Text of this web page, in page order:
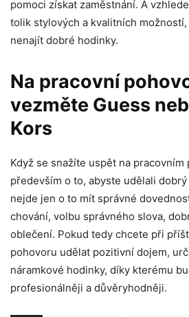
pomoci získat zaměstnání. A
tolik stylových a kvalitních
nenajít dobré hodinky.
Na pracovní
vezměte Guess
Kors
Když se snažíte uspět na pracovním
především o to, abyste udělali
nejde jen o to mít správné
chování, volbu správného slova,
oblečení. Pokud tedy chcete při
pohovoru udělat pozitivní dojem,
náramkové hodinky, díky kterému
profesionálněji a důvěryhodněji.